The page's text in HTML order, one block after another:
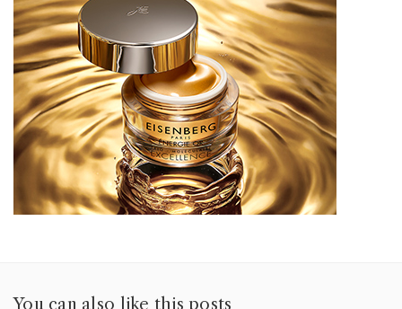
You can also like this posts